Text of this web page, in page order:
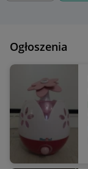
Ogłoszenia